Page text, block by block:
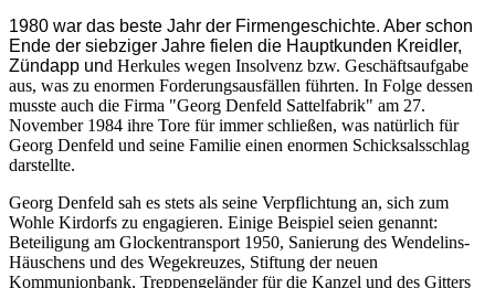
1980 war das beste Jahr der Firmengeschichte. Aber schon
Ende der siebziger Jahre fielen die Hauptkunden Kreidler,
Zündapp und Herkules wegen Insolvenz bzw. Geschäftsaufgabe
aus, was zu enormen Forderungsausfällen führten. In Folge dessen
musste auch die Firma "Georg Denfeld Sattelfabrik" am 27.
November 1984 ihre Tore für immer schließen, was natürlich für
Georg Denfeld und seine Familie einen enormen Schicksalsschlag
darstellte.
Georg Denfeld sah es stets als seine Verpflichtung an, sich zum
Wohle Kirdorfs zu engagieren. Einige Beispiel seien genannt:
Beteiligung am Glockentransport 1950, Sanierung des Wendelins-
Häuschens und des Wegekreuzes, Stiftung der neuen
Kommunionbank, Treppengeländer für die Kanzel und des Gitters